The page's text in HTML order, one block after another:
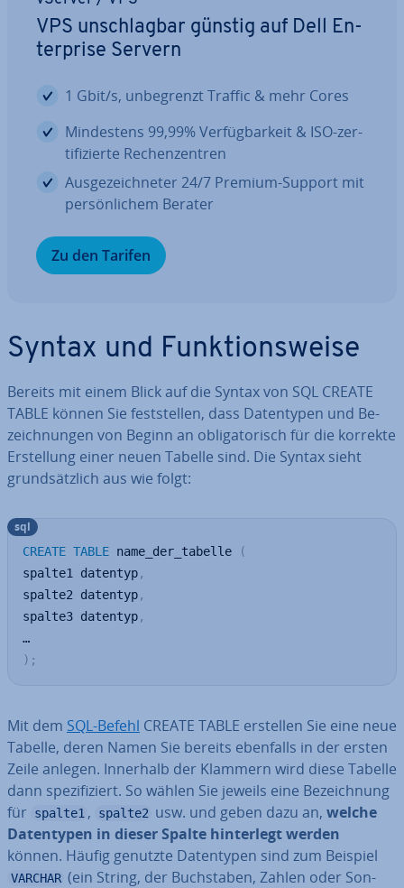
VPS un­schlag­bar günstig auf Dell En­
ter­pri­se Servern
1 Gbit/s, un­be­grenzt Traffic & mehr Cores
Min­des­tens 99,99% Ver­füg­bar­keit & ISO-zer­
ti­fi­zier­te Re­chen­zen­tren
Aus­ge­zeich­ne­ter 24/7 Premium-Support mit
per­sön­li­chem Berater
Zu den Tarifen
Syntax und Funk­ti­ons­wei­se
Bereits mit einem Blick auf die Syntax von SQL CREATE
TABLE können Sie fest­stel­len, dass Da­ten­ty­pen und Be­
zeich­nun­gen von Beginn an ob­li­ga­to­risch für die korrekte
Er­stel­lung einer neuen Tabelle sind. Die Syntax sieht
grund­sätz­lich aus wie folgt:
CREATE TABLE name_der_tabelle
(
spalte1 datentyp,
spalte2 datentyp,
spalte3 datentyp,
) ;
sql
Mit dem SQL-Befehl CREATE TABLE erstellen Sie eine neue
Tabelle, deren Namen Sie bereits ebenfalls in der ersten
Zeile anlegen. Innerhalb der Klammern wird diese Tabelle
dann spe­zi­fi­ziert. So wählen Sie jeweils eine Be­zeich­nung
für
spalte1 , spalte2 usw. und geben dazu an, welche
Da­ten­ty­pen in dieser Spalte hin­ter­legt werden
können. Häufig genutzte Da­ten­ty­pen sind zum Beispiel
VARCHAR (ein String, der Buch­sta­ben, Zahlen oder Son­